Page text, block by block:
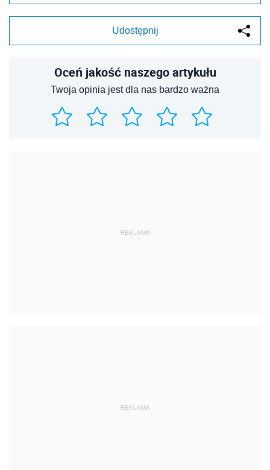
Udostępnij
Oceń jakość naszego artykułu
Twoja opinia jest dla nas bardzo ważna
REKLAMA
REKLAMA